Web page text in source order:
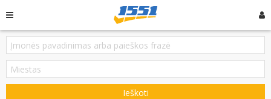
Ieškoti